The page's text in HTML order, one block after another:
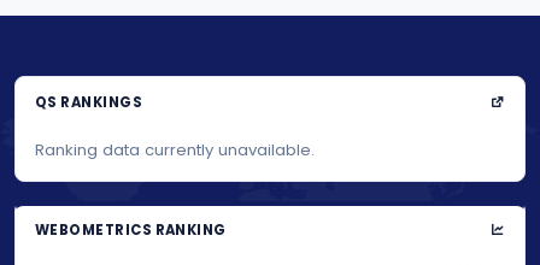
QS RANKINGS
Ranking data currently unavailable.
WEBOMETRICS RANKING